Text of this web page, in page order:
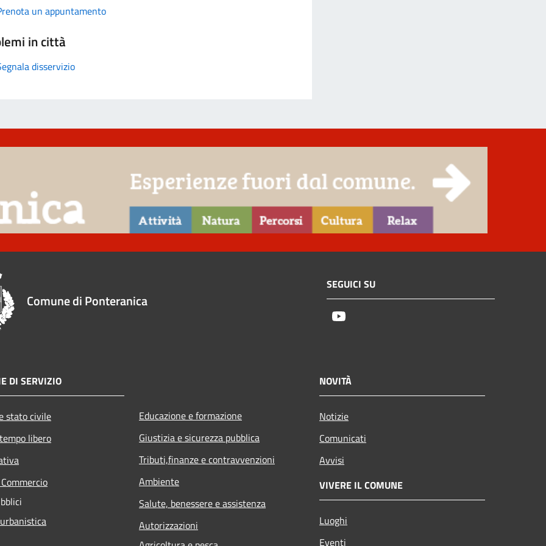
un appuntamento
in città
disservizio
Comune di Ponteranica
SEGUICI SU
DI SERVIZIO
stato civile
libero
Educazione e formazione
Giustizia e sicurezza pubblica
Tributi,finanze e contravvenzioni
Ambiente
Salute, benessere e assistenza
Autorizzazioni
NOVITÀ
Notizie
Comunicati
Avvisi
VIVERE IL COMUNE
Luoghi
Eventi